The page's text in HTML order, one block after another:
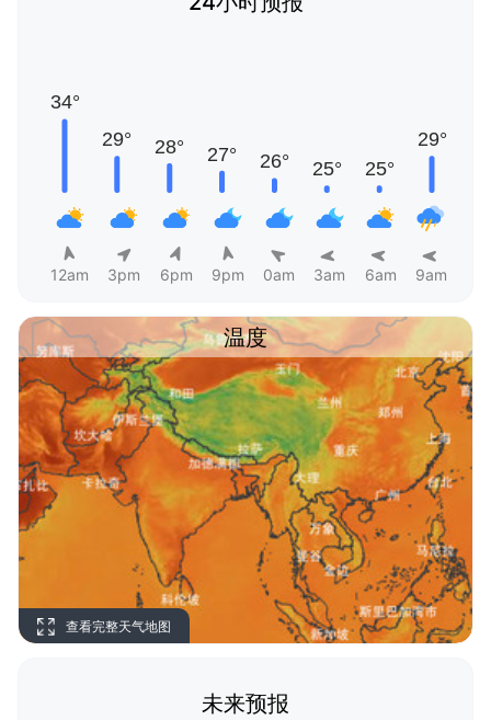
12am 3pm 6pm 9pm 0am 3am 6am 9am
温度
查看完整天气地图
未来预报